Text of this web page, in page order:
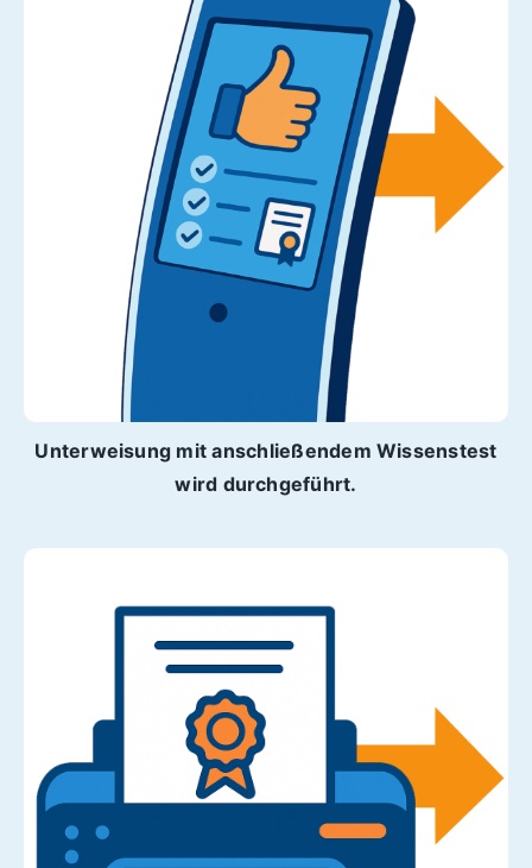
Unterweisung mit anschließendem Wissenstest
wird durchgeführt.